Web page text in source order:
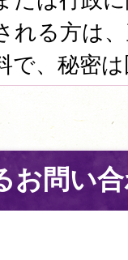
れる方は
で、秘密
お問い